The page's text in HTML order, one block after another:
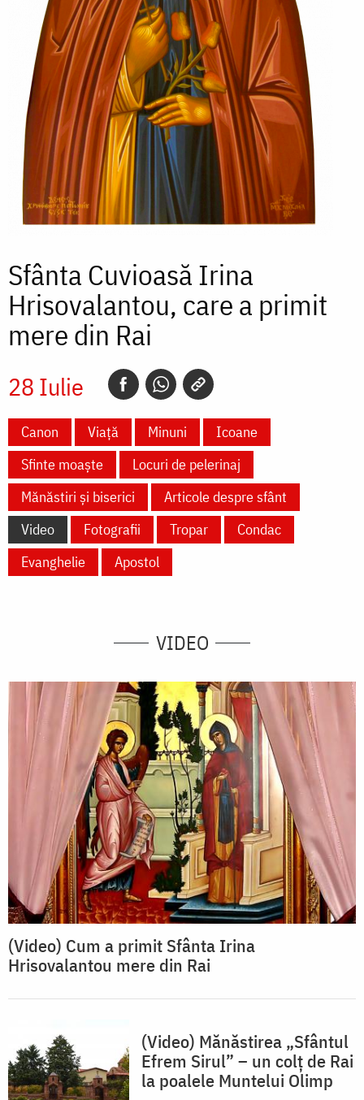
Sfânta Cuvioasă Irina
Hrisovalantou, care a primit
mere din Rai
28 Iulie
Canon Viață Minuni
Icoane
Sfinte moaște
Locuri de pelerinaj
Mănăstiri și biserici
Articole despre sfânt
Video
Fotografii Tropar
Condac
Evanghelie
Apostol
VIDEO
(Video) Cum a primit Sfânta Irina
Hrisovalantou mere din Rai
(Video) Mănăstirea „Sfântul
Efrem Sirul” – un colţ de Rai
la poalele Muntelui Olimp